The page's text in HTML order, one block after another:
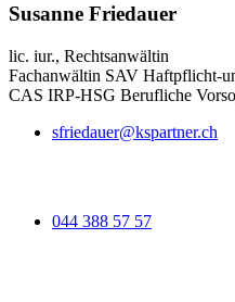
Susanne Friedauer
lic. iur., Rechtsanwältin
Fachanwältin SAV Haftpflicht-
CAS IRP-HSG Berufliche
sfriedauer@kspartner.ch
044 388 57 57